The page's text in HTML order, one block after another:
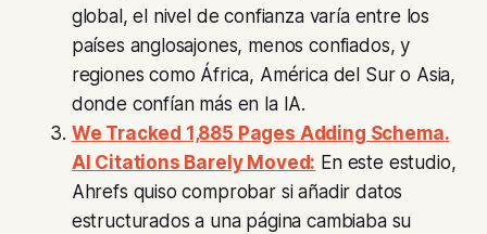
global, el nivel de confianza varía entre los
países anglosajones, menos confiados, y
regiones como África, América del Sur o Asia,
donde confían más en la IA.
We Tracked 1,885 Pages Adding Schema.
AI Citations Barely Moved: En este estudio,
Ahrefs quiso comprobar si añadir datos
estructurados a una página cambiaba su